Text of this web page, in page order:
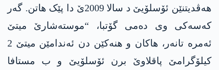
ھەڤدیتنێن ئۆسلۆیێ د سالا 2009ێ دا پێک ھاتن. گەر
کەسەکی وی دەمی گۆتبا، “موستەشارێ میتێ
ئەمرە تانەر، ھاکان و ھنەکێن دن ئەندامێن میتێ 2
كیلۆگرامێ پاقلاوێ برن ئۆسلۆیێ و ب مستافا